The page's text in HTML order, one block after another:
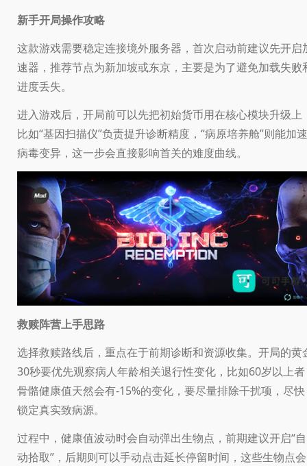
新手开局操作攻略
这款游戏需要稳定连接境外服务器，首次启动前建议先开启
速器，推荐节点为新加坡或东京，主要是为了避免加载失败
进度丢失。
进入游戏后，开局前可以先把初始货币用在核心模块升级上
比如“基因扫描仪”负责提升诊断精度，“病原培养舱”则能加速
病毒变异，这一步会直接影响首关的难度曲线。
救赎阵营上手思路
选择救赎路线后，重点在于前期诊断和资源收集。开局的黄
30秒要优先观察病人年龄相关退行性变化，比如60岁以上者
骨骼健康值天然会有-15%的变化，要尽量排除干扰项，尽快
锁定真实致病源。
过程中，健康值波动时会自动弹出生物点，前期建议开启“自
动拾取”，后期则可以手动点击延长停留时间，这些生物点会